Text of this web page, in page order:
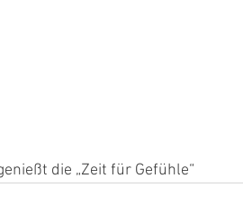
die „Zeit für Gefühle“